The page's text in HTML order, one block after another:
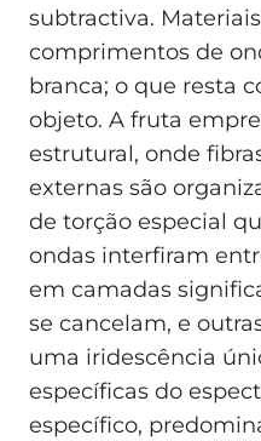
subtractiva.
comprimentos de
branca; o que resta
objeto. A fruta
estrutural, onde
externas são
de torção especial
ondas interfiram
em camadas
se cancelam, e
uma iridescência
específicas do
específico,